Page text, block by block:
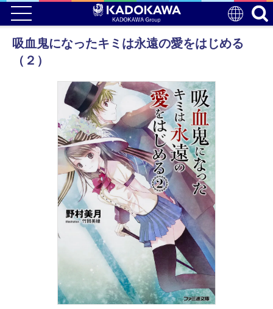
吸血鬼になったキミは永遠の愛をはじめる
（２）